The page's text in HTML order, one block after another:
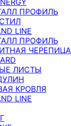
ПРОФИЛЬ
LINE
ПРОФИЛЬ
ЧЕРЕПИЦА
ЛИСТЫ
КРОВЛЯ
LINE